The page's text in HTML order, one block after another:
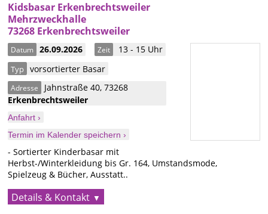
Kidsbasar Erkenbrechtsweiler
Mehrzweckhalle
73268 Erkenbrechtsweiler
Datum 26.09.2026 Zeit 13 - 15 Uhr
Typ vorsortierter Basar
Adresse Jahnstraße 40,73268
Erkenbrechtsweiler
Anfahrt ›
Termin im Kalender speichern ›
- Sortierter Kinderbasar mit
Herbst-/Winterkleidung bis Gr. 164, Umstandsmode,
Spielzeug & Bücher, Ausstatt..
Details & Kontakt